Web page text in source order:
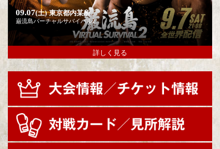
09.07(土)東京都内某所
巌流島バーチャルサバイバル2
詳しく見る